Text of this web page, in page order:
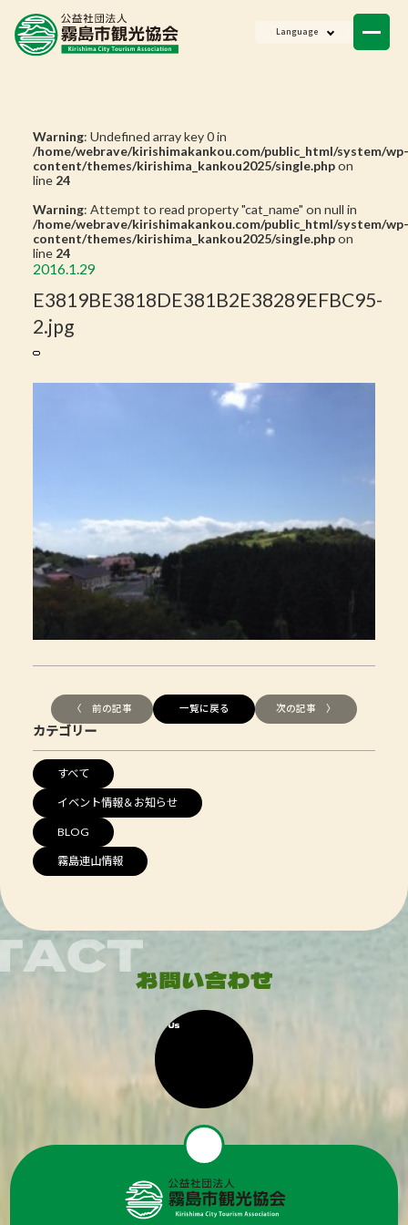
Language
Warning: Undefined array key 0 in
/home/webrave/kirishimakankou.com/public_html/system/wp-
content/themes/kirishima_kankou2025/single.phpon
line 24
Warning: Attempt to read property "cat_name" on null in
/home/webrave/kirishimakankou.com/public_html/system/wp-
content/themes/kirishima_kankou2025/single.phpon
line 24
2016.1.29
E3819BE3818DE381B2E38289EFBC95-
2.jpg
〈 前の記事 一覧に戻る 次の記事 〉
カテゴリー
すべて
イベント情報＆お知らせ
BLOG
霧島連山情報